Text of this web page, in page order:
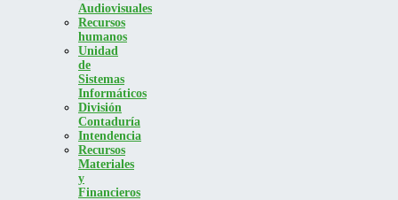
Audiovisuales
Recursos
humanos
Unidad
de
Sistemas
Informáticos
División
Contaduría
Intendencia
Recursos
Materiales
y
Financieros